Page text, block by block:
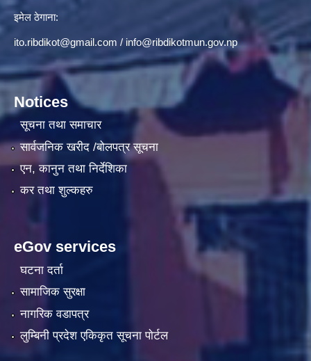
इमेल ठेगाना:
ito.ribdikot@gmail.com / info@ribdikotmun.gov.np
Notices
सूचना तथा समाचार
सार्वजनिक खरीद /बोलपत्र सूचना
एन, कानुन तथा निर्देशिका
कर तथा शुल्कहरु
eGov services
घटना दर्ता
सामाजिक सुरक्षा
नागरिक वडापत्र
लुम्बिनी प्रदेश एकिकृत सूचना पाेर्टल